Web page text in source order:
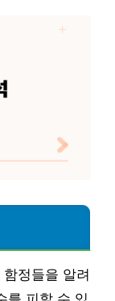
정들을 알려